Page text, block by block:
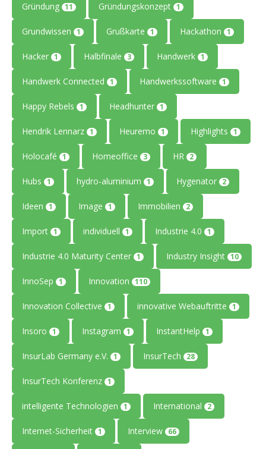
Gründung 11 Gründungskonzept 1
Grundwissen 1 Grußkarte 1 Hackathon 1
Hacker 1 Halbfinale 3 Handwerk 1
Handwerk Connected 1 Handwerkssoftware 1
Happy Rebels 1 Headhunter 1
Hendrik Lennarz 1 Heuremo 1 Highlights 1
Holocafé 1 Homeoffice 3 HR 2
Hubs 1 hydro-aluminium 1 Hygenator 2
Ideen 1 Image 1 Immobilien 2
Import 1 individuell 1 Industrie 4.0 1
Industrie 4.0 Maturity Center 1 Industry Insight 10
InnoSep 1 Innovation 110
Innovation Collective 1 innovative Webauftritte 1
Insoro 1 Instagram 1 InstantHelp 1
InsurLab Germany e.V. 1 InsurTech 28
InsurTech Konferenz 1
intelligente Technologien 1 International 2
Internet-Sicherheit 1 Interview 66